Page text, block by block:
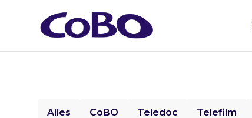
Alles CoBO Teledoc Telefilm